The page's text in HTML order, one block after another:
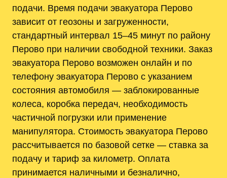
подачи. Время подачи эвакуатора Перово
зависит от геозоны и загруженности,
стандартный интервал 15–45 минут по району
Перово при наличии свободной техники. Заказ
эвакуатора Перово возможен онлайн и по
телефону эвакуатора Перово с указанием
состояния автомобиля — заблокированные
колеса, коробка передач, необходимость
частичной погрузки или применение
манипулятора. Стоимость эвакуатора Перово
рассчитывается по базовой сетке — ставка за
подачу и тариф за километр. Оплата
принимается наличными и безналично,